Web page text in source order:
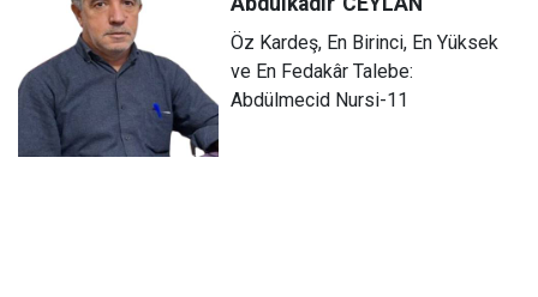
Öz Kardeş, En Birinci, En Yüksek
ve En Fedakâr Talebe:
Abdülmecid Nursi-11